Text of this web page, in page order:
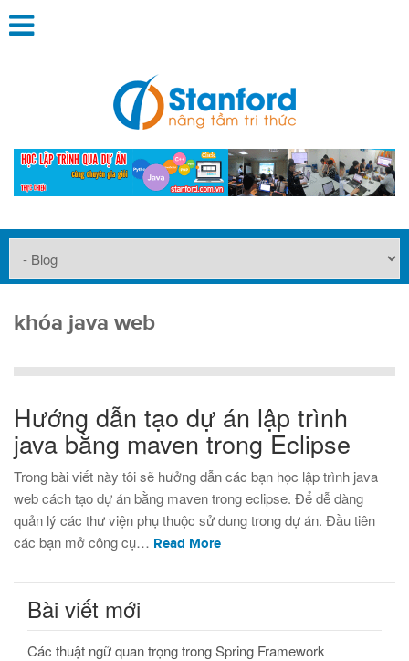
khóa java web
Hướng dẫn tạo dự án lập trình
java bằng maven trong Eclipse
Trong bài viết này tôi sẽ hưởng dẫn các bạn học lập trình java
web cách tạo dự án bằng maven trong eclipse. Để dễ dàng
quản lý các thư viện phụ thuộc sử dung trong dự án. Đầu tiên
các bạn mở công cụ… Read More
Bài viết mới
Các thuật ngữ quan trọng trong Spring Framework